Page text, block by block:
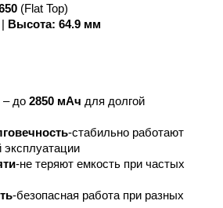
(Flat Top)
Высота: 64.9 мм
– до 2850 мАч для долгой
-стабильно работают
-не теряют емкость при частых
-безопасная работа при разных